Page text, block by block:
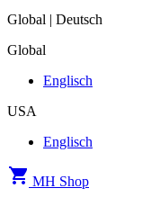
Global | Deutsch
Global
Englisch
USA
Englisch
MH Shop